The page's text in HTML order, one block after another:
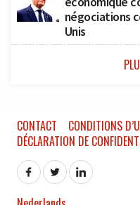
négociations
Unis
CONTACT
CONDITIONS
DÉCLARATION DE